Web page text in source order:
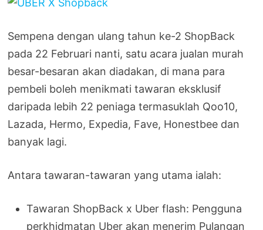
Sempena dengan ulang tahun ke-2 ShopBack
pada 22 Februari nanti, satu acara jualan murah
besar-besaran akan diadakan, di mana para
pembeli boleh menikmati tawaran eksklusif
daripada lebih 22 peniaga termasuklah Qoo10,
Lazada, Hermo, Expedia, Fave, Honestbee dan
banyak lagi.
Antara tawaran-tawaran yang utama ialah:
Tawaran ShopBack x Uber flash: Pengguna
perkhidmatan Uber akan menerim Pulangan